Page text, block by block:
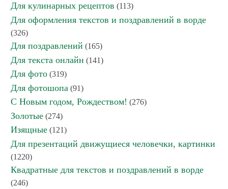
Для кулинарных рецептов (113)
Для оформления текстов и поздравлений в ворде
(326)
Для поздравлений (165)
Для текста онлайн (141)
Для фото (319)
Для фотошопа (91)
С Новым годом, Рождеством! (276)
Золотые (274)
Изящные (121)
Для презентаций движущиеся человечки, картинки
(1220)
Квадратные для текстов и поздравлений в ворде
(246)